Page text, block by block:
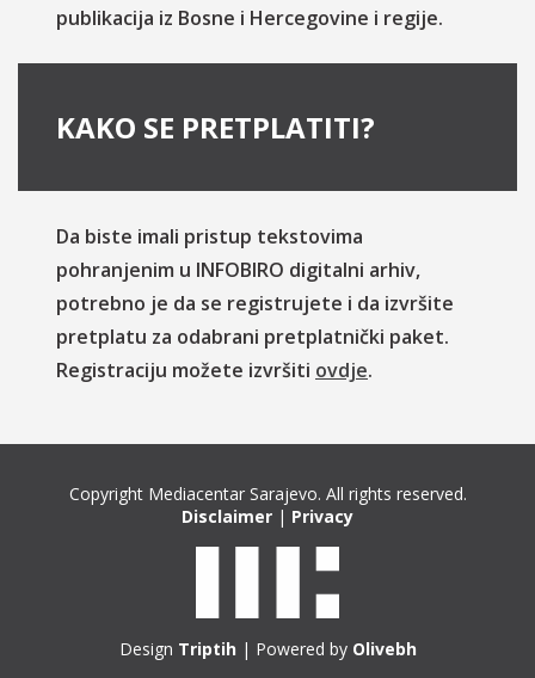
publikacija iz Bosne i Hercegovine i regije.
KAKO SE PRETPLATITI?
Da biste imali pristup tekstovima
pohranjenim u INFOBIRO digitalni arhiv,
potrebno je da se registrujete i da izvršite
pretplatu za odabrani pretplatnički paket.
Registraciju možete izvršiti ovdje.
Copyright Mediacentar Sarajevo. All rights reserved.
Disclaimer | Privacy
Design Triptih| Powered by Olivebh